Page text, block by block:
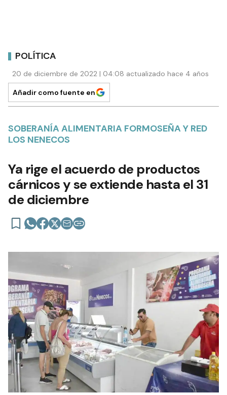
POLÍTICA
20 de diciembre de 2022 | 04:08 actualizado hace 4 años
Añadir como fuente en
SOBERANÍA ALIMENTARIA FORMOSEÑA Y RED
LOS NENECOS
Ya rige el acuerdo de productos
cárnicos y se extiende hasta el 31
de diciembre